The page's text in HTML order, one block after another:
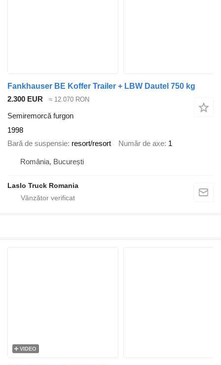
Fankhauser BE Koffer Trailer + LBW Dautel 750 kg
2.300 EUR
≈ 12.070 RON
Semiremorcă furgon
1998
Bară de suspensie resort/resort Număr de axe 1
România, București
Laslo Truck Romania
VIDEO